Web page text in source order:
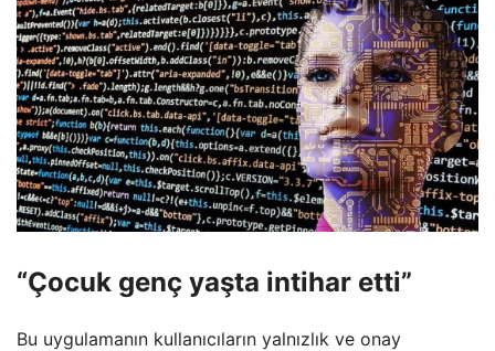
“Çocuk genç yaşta intihar etti”
Bu uygulamanın kullanıcıların yalnızlık ve onay